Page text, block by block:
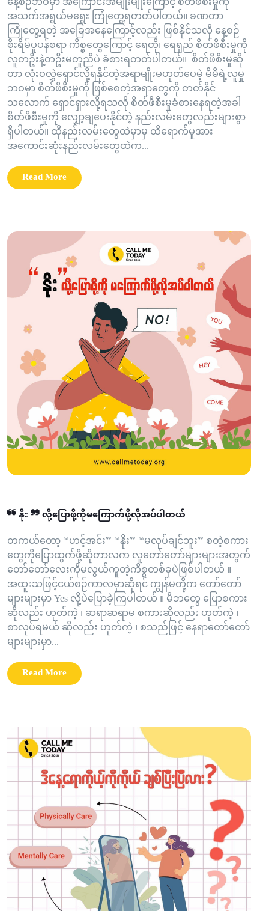
အသက်အရွယ်မရွေး ကြုံတွေ့ရတတ်ပါတယ်။ ခဏတာ
ကြုံတွေ့ရတဲ့ အခြေအနေကြောင့်လည်း ဖြစ်နိုင်သလို နေ့စဉ်
စိုးရိမ်ပူပန်စရာ ကိစ္စတွေကြောင့် ရေတို၊ ရေရှည် စိတ်ဖိစီးမှုကို
လူတဦးနဲ့တဦးမတူညီပဲ ခံစားရတတ်ပါတယ်။ စိတ်ဖီစီးမှုဆို
တာ လုံးဝလွှဲရှောင်လို့ရနိုင်တဲ့အရာမျိုးမဟုတ်ပေမဲ့ မိမိရဲ့လူမှု
ဘဝမှာ စိတ်ဖိစီးမှုကို ဖြစ်စေတဲ့အရာတွေကို တတ်နိုင်
သလောက် ရှောင်ရှားလို့ရသလို စိတ်ဖီစီးမှုခံစားနေရတဲ့အခါ
စိတ်ဖိစီးမှုကို လျှော့ချပေးနိုင်တဲ့ နည်းလမ်းတွေလည်းများစွာ
ရှိပါတယ်။ ထိုနည်းလမ်းတွေထဲမှာမှ ထိရောက်မှုအား
အကောင်းဆုံးနည်းလမ်းတွေထဲက...
Read More
❝ နိုး ❞ လို့ပြောဖို့ကိုမကြောက်ဖို့လိုအပ်ပါတယ်
တကယ်တော့ “ဟင့်အင်း” “နိုး” “မလုပ်ချင်ဘူး” စတဲ့စကား
တွေကိုပြောထွက်ဖို့ဆိုတာလက လူတော်တော်များများအတွက်
တော်တော်လေးကိုမလွယ်ကူတဲ့ကိစ္စတစ်ခုပဲဖြစ်ပါတယ် ။
အထူးသဖြင့်ငယ်စဉ်ကာလမှာဆိုရင် ကျွန်မတို့က တော်တော်
များများမှာ Yes လို့ပဲပြောခဲ့ကြပါတယ် ။ မိဘတွေ ပြောစကား
ဆိုလည်း ဟုတ်ကဲ့ ၊ ဆရာဆရာမ စကားဆိုလည်း ဟုတ်ကဲ့ ၊
စာလုပ်ရမယ် ဆိုလည်း ဟုတ်ကဲ့ ၊ စသည်ဖြင့် နေရာတော်တော်
များများမှာ...
Read More